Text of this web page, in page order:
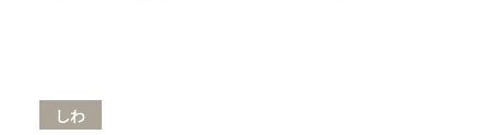
しわ